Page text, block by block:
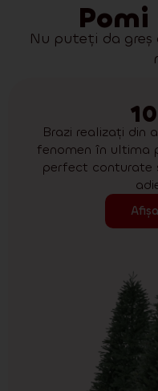
Nu puteți da
Brazi realizați din
fenomen în ultima
perfect conturate